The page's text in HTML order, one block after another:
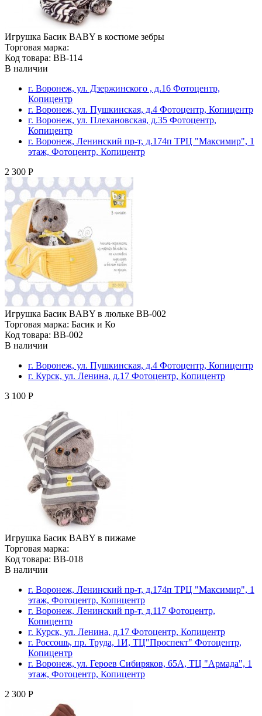
Игрушка Басик BABY в костюме зебры
Торговая марка:
Код товара: BB-114
В наличии
г. Воронеж, ул. Дзержинского , д.16 Фотоцентр,
Копицентр
г. Воронеж, ул. Пушкинская, д.4 Фотоцентр, Копицентр
г. Воронеж, ул. Плехановская, д.35 Фотоцентр,
Копицентр
г. Воронеж, Ленинский пр-т, д.174п ТРЦ "Максимир", 1
этаж, Фотоцентр, Копицентр
2 300 Р
Игрушка Басик BABY в люльке BB-002
Торговая марка: Басик и Ко
Код товара: BB-002
В наличии
г. Воронеж, ул. Пушкинская, д.4 Фотоцентр, Копицентр
г. Курск, ул. Ленина, д.17 Фотоцентр, Копицентр
3 100 Р
Игрушка Басик BABY в пижаме
Торговая марка:
Код товара: BB-018
В наличии
г. Воронеж, Ленинский пр-т, д.174п ТРЦ "Максимир", 1
этаж, Фотоцентр, Копицентр
г. Воронеж, Ленинский пр-т, д.117 Фотоцентр,
Копицентр
г. Курск, ул. Ленина, д.17 Фотоцентр, Копицентр
г. Россошь, пр. Труда, 1И, ТЦ"Проспект" Фотоцентр,
Копицентр
г. Воронеж, ул. Героев Сибиряков, 65А, ТЦ "Армада", 1
этаж, Фотоцентр, Копицентр
2 300 Р